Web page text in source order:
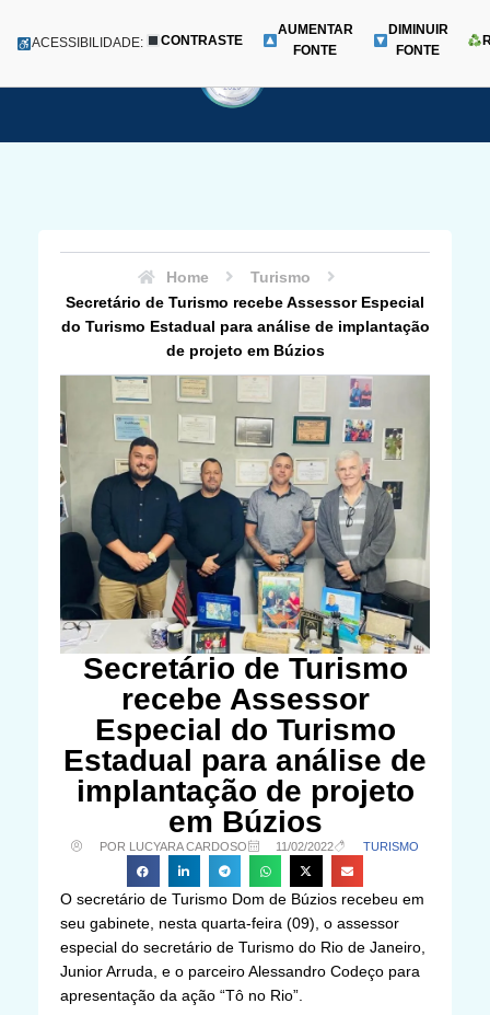
para
Menu
ACESSIBILIDADE: CONTRASTE
AUMENTAR
FONTE
DIMINUIR
FONTE
Home
Turismo
Secretário de Turismo recebe Assessor Especial
do Turismo Estadual para análise de implantação
de projeto em Búzios
Secretário de Turismo
recebe Assessor
Especial do Turismo
Estadual para análise de
implantação de projeto
em Búzios
POR LUCYARA CARDOSO 11/02/2022 TURISMO
O secretário de Turismo Dom de Búzios recebeu em
seu gabinete, nesta quarta-feira (09), o assessor
especial do secretário de Turismo do Rio de Janeiro,
Junior Arruda, e o parceiro Alessandro Codeço para
apresentação da ação “Tô no Rio”.